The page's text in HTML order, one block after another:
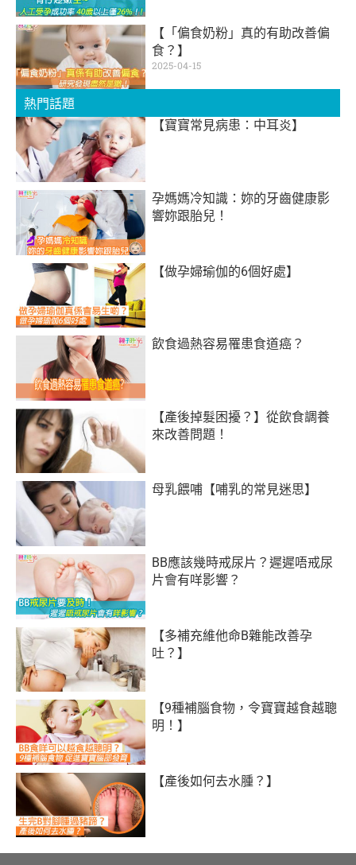
【「偏食奶粉」真的有助改善偏
食？】
2025-04-15
熱門話題
【寶寶常見病患：中耳炎】
孕媽媽冷知識：妳的牙齒健康影
響妳跟胎兒！
【做孕婦瑜伽的6個好處】
飲食過熱容易罹患食道癌？
【產後掉髮困擾？】從飲食調養
來改善問題！
母乳餵哺【哺乳的常見迷思】
BB應該幾時戒尿片？遲遲唔戒尿
片會有咩影響？
【多補充維他命B雜能改善孕
吐？】
【9種補腦食物，令寶寶越食越聰
明！】
【產後如何去水腫？】